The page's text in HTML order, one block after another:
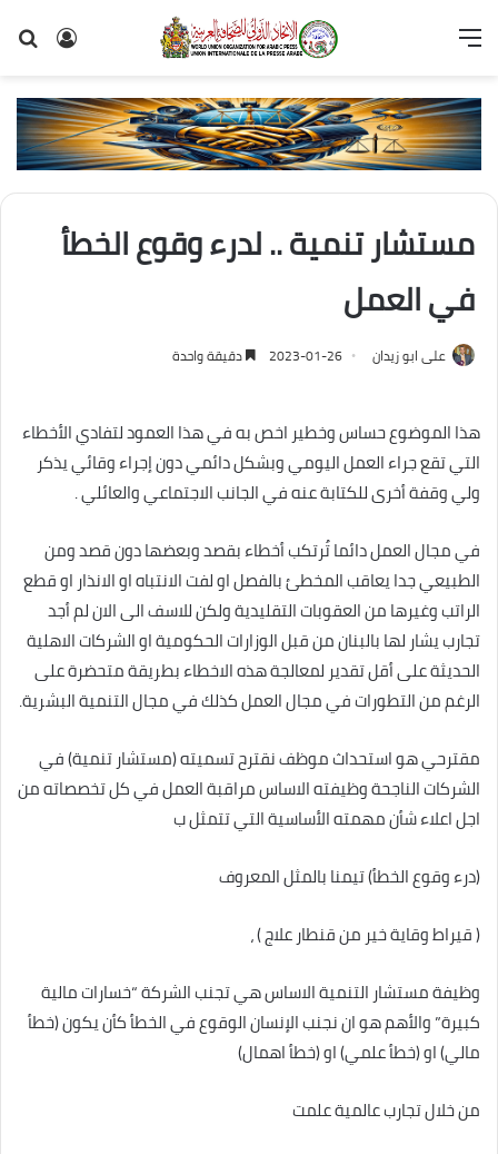
تسجيل
القائمة
مستشار تنمية .. لدرء وقوع الخطأ
في العمل
على ابو زيدان 2023-01-26 دقيقة واحدة
هذا الموضوع حساس وخطير اخص به في هذا العمود لتفادي الأخطاء
التي تقع جراء العمل اليومي وبشكل دائمي دون إجراء وقائي يذكر
ولي وقفة أخرى للكتابة عنه في الجانب الاجتماعي والعائلي .
في مجال العمل دائما تُرتكب أخطاء بقصد وبعضها دون قصد ومن
الطبيعي جدا يعاقب المخطئ بالفصل او لفت الانتباه او الانذار او قطع
الراتب وغيرها من العقوبات التقليدية ولكن للاسف الى الان لم أجد
تجارب يشار لها بالبنان من قبل الوزارات الحكومية او الشركات الاهلية
الحديثة على أقل تقدير لمعالجة هذه الاخطاء بطريقة متحضرة على
الرغم من التطورات في مجال العمل كذلك في مجال التنمية البشرية.
مقترحي هو استحداث موظف نقترح تسميته (مستشار تنمية) في
الشركات الناجحة وظيفته الاساس مراقبة العمل في كل تخصصاته من
اجل اعلاء شأن مهمته الأساسية التي تتمثل ب
(درء وقوع الخطأ) تيمنا بالمثل المعروف
( قيراط وقاية خير من قنطار علاج ) ،
وظيفة مستشار التنمية الاساس هي تجنب الشركة “خسارات مالية
كبيرة” والأهم هو ان نجنب الإنسان الوقوع في الخطأ كأن يكون (خطأ
مالي) او (خطأ علمي) او (خطأ اهمال)
من خلال تجارب عالمية علمت